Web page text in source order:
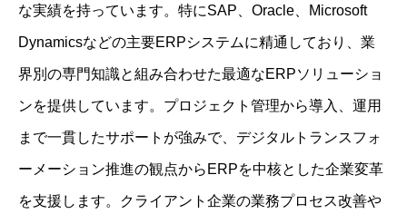
な実績を持っています。特にSAP、Oracle、Microsoft
Dynamicsなどの主要ERPシステムに精通しており、業
界別の専門知識と組み合わせた最適なERPソリューショ
ンを提供しています。プロジェクト管理から導入、運用
まで一貫したサポートが強みで、デジタルトランスフォ
ーメーション推進の観点からERPを中核とした企業変革
を支援します。クライアント企業の業務プロセス改善や